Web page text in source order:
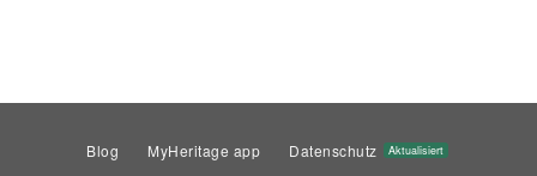
Blog MyHeritage app Datenschutz Aktualisiert